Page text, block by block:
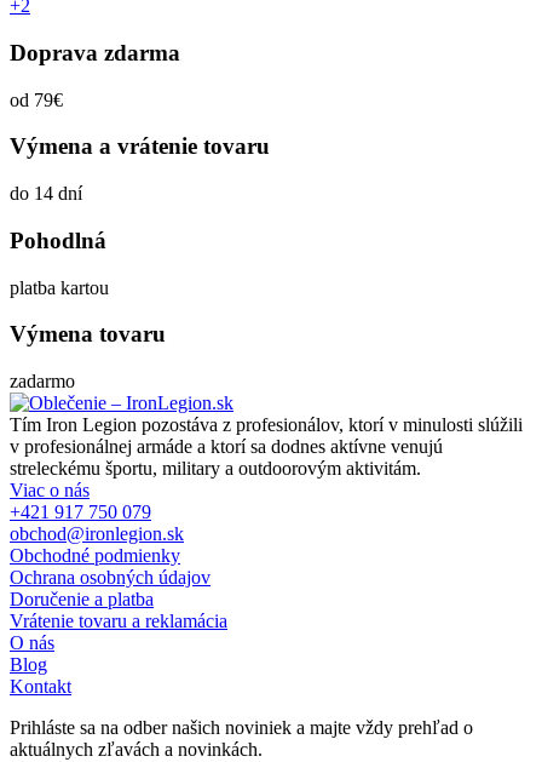
+2
Doprava zdarma
od 79€
Výmena a vrátenie tovaru
do 14 dní
Pohodlná
platba kartou
Výmena tovaru
zadarmo
Tím Iron Legion pozostáva z profesionálov, ktorí v minulosti slúžili
v profesionálnej armáde a ktorí sa dodnes aktívne venujú
streleckému športu, military a outdoorovým aktivitám.
Viac o nás
+421 917 750 079
obchod@ironlegion.sk
Obchodné podmienky
Ochrana osobných údajov
Doručenie a platba
Vrátenie tovaru a reklamácia
O nás
Blog
Kontakt
Prihláste sa na odber našich noviniek a majte vždy prehľad o
aktuálnych zľavách a novinkách.